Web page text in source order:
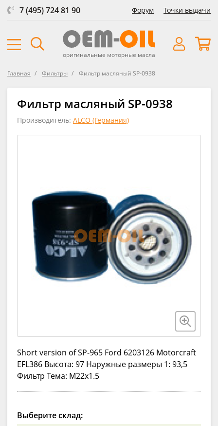
7 (495) 724 81 90 Форум Точки выдачи
оригинальные моторные масла
Главная Фильтры Фильтр масляный SP-0938
Фильтр масляный SP-0938
Производитель: ALCO (Германия)
Short version of SP-965 Ford 6203126 Motorcraft
EFL386 Высота: 97 Наружные размеры 1: 93,5
Фильтр Тема: M22x1.5
Выберите склад: